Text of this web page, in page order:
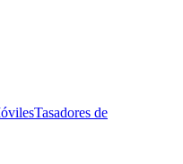
Tasadores de